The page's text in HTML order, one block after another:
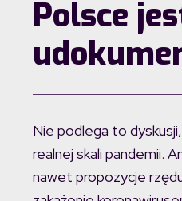
Polsce
Nie podlega to
realnej skali pandemii.
nawet propozycje